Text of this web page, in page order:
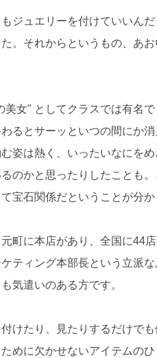
もジュエリーを付けていいん
。それからというもの、あ
美女" としてクラスでは有名
るとサーッといつの間にか
姿は熱く、いったいなにを
のかと思ったりしたことも
宝石関係だということが分
町に本店があり、全国に44
ティング本部長という立派
気遣いのある方です。
けたり、見たりするだけで
めに欠かせないアイテムの